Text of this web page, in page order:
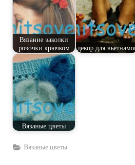
Вязание заколки
розочки крючком
декор для
Вязаные цветы
Вязаные цветы